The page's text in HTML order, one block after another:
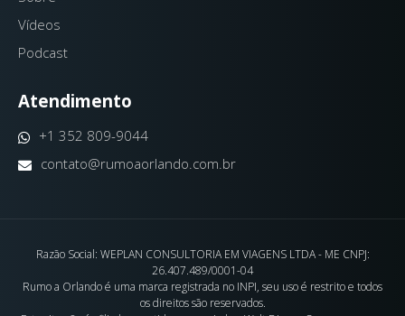
Vídeos
Podcast
Atendimento
+1 352 809-9044
contato@rumoaorlando.com.br
Razão Social: WEPLAN CONSULTORIA EM VIAGENS LTDA - ME CNPJ:
26.407.489/0001-04
Rumo a Orlando é uma marca registrada no INPI, seu uso é restrito e todos
os direitos são reservados.